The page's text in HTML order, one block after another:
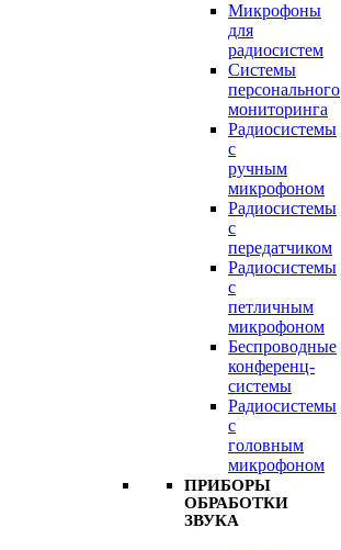
Микрофоны
для
радиосистем
Системы
персонального
мониторинга
Радиосистемы
c
ручным
микрофоном
Радиосистемы
с
передатчиком
Радиосистемы
с
петличным
микрофоном
Беспроводные
конференц-
системы
Радиосистемы
с
головным
микрофоном
ПРИБОРЫ
ОБРАБОТКИ
ЗВУКА